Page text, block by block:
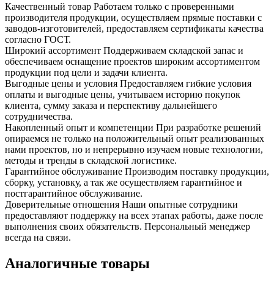
Качественный товар Работаем только с проверенными
производителя продукции, осуществляем прямые поставки с
заводов-изготовителей, предоставляем сертификаты качества
согласно ГОСТ.
Широкий ассортимент Поддерживаем складской запас и
обеспечиваем оснащение проектов широким ассортиментом
продукции под цели и задачи клиента.
Выгодные цены и условия Предоставляем гибкие условия
оплаты и выгодные цены, учитываем историю покупок
клиента, сумму заказа и перспективу дальнейшего
сотрудничества.
Накопленный опыт и компетенции При разработке решений
опираемся не только на положительный опыт реализованных
нами проектов, но и непрерывно изучаем новые технологии,
методы и тренды в складской логистике.
Гарантийное обслуживание Производим поставку продукции,
сборку, установку, а так же осуществляем гарантийное и
постгарантийное обслуживание.
Доверительные отношения Наши опытные сотрудники
предоставляют поддержку на всех этапах работы, даже после
выполнения своих обязательств. Персональный менеджер
всегда на связи.
Аналогичные товары